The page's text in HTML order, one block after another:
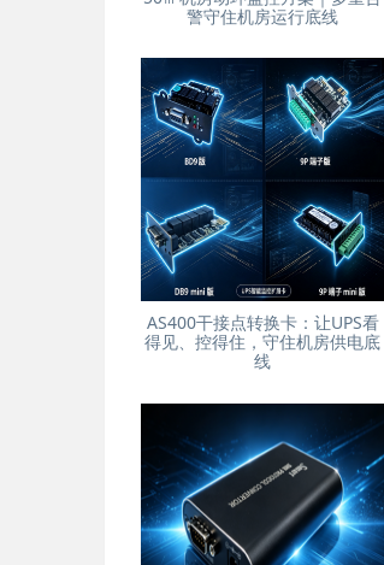
警守住机房运行底线
AS400干接点转换卡：让UPS看
得见、控得住，守住机房供电底
线